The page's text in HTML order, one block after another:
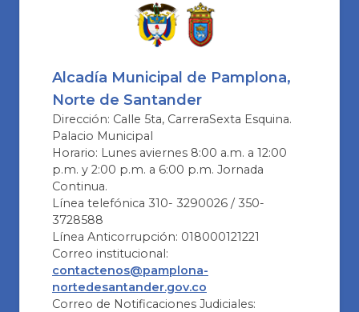
Alcadía Municipal de Pamplona,
Norte de Santander
Dirección: Calle 5ta, CarreraSexta Esquina.
Palacio Municipal
Horario: Lunes aviernes 8:00 a.m. a 12:00
p.m. y 2:00 p.m. a 6:00 p.m. Jornada
Continua.
Línea telefónica 310- 3290026 / 350-
3728588
Línea Anticorrupción: 018000121221
Correo institucional:
contactenos@pamplona-
nortedesantander.gov.co
Correo de Notificaciones Judiciales: